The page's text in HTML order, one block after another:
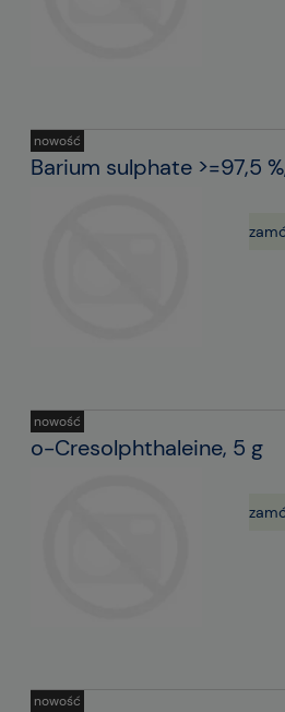
Barium sulphate >=97,5
nowość
o-Cresolphthaleine, 5 g
nowość
nowość